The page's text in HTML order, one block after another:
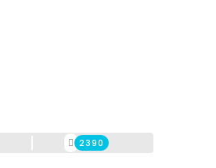
2390